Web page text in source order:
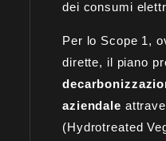
dei consumi
Per lo Scope 1,
dirette, il piano
aziendale
(Hydrotreated